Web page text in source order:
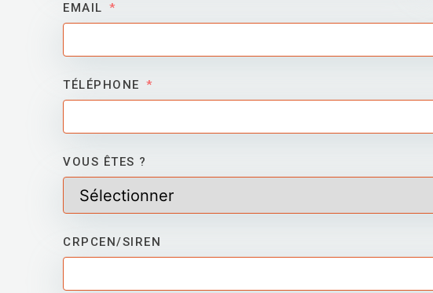
EMAIL
TÉLÉPHONE
VOUS ÊTES ?
CRPCEN/SIREN